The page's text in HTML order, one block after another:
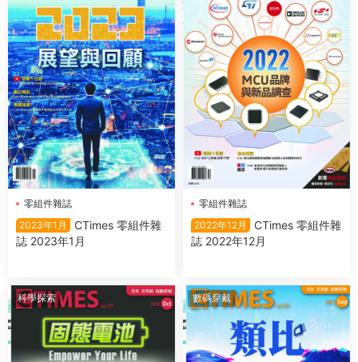
零組件雜誌
2023年1月
CTimes 零組件雜
誌 2023年1月
零組件雜誌
2022年12月
CTimes 零組件雜
誌 2022年12月
科學探索 數碼穿戴